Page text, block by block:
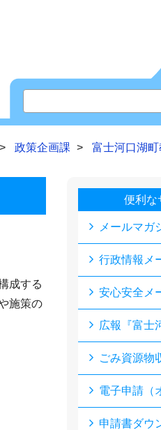
政策企画課 富士河口湖
成する
施策の
便利な
メールマガ
行政情報メ
安心安全メ
広報『富士
ごみ資源物
電子申請（
申請書ダウ